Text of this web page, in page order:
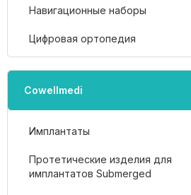
Навигационные наборы
Цифровая ортопедия
Cowellmedi
Имплантаты
Протетические изделия для
имплантатов Submerged